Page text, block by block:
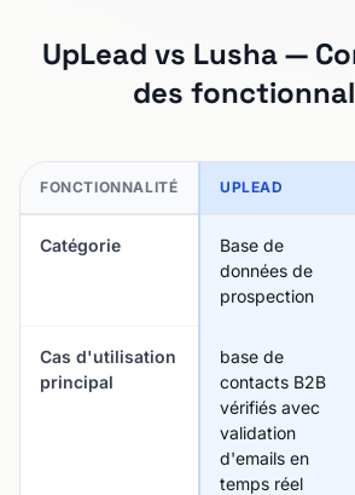
UpLead vs Lusha —
des
FONCTIONNALITÉ UPLEAD
Catégorie
Base de
données de
prospection
Cas d'utilisation
principal
base de
contacts B2B
vérifiés avec
validation
d'emails en
temps réel